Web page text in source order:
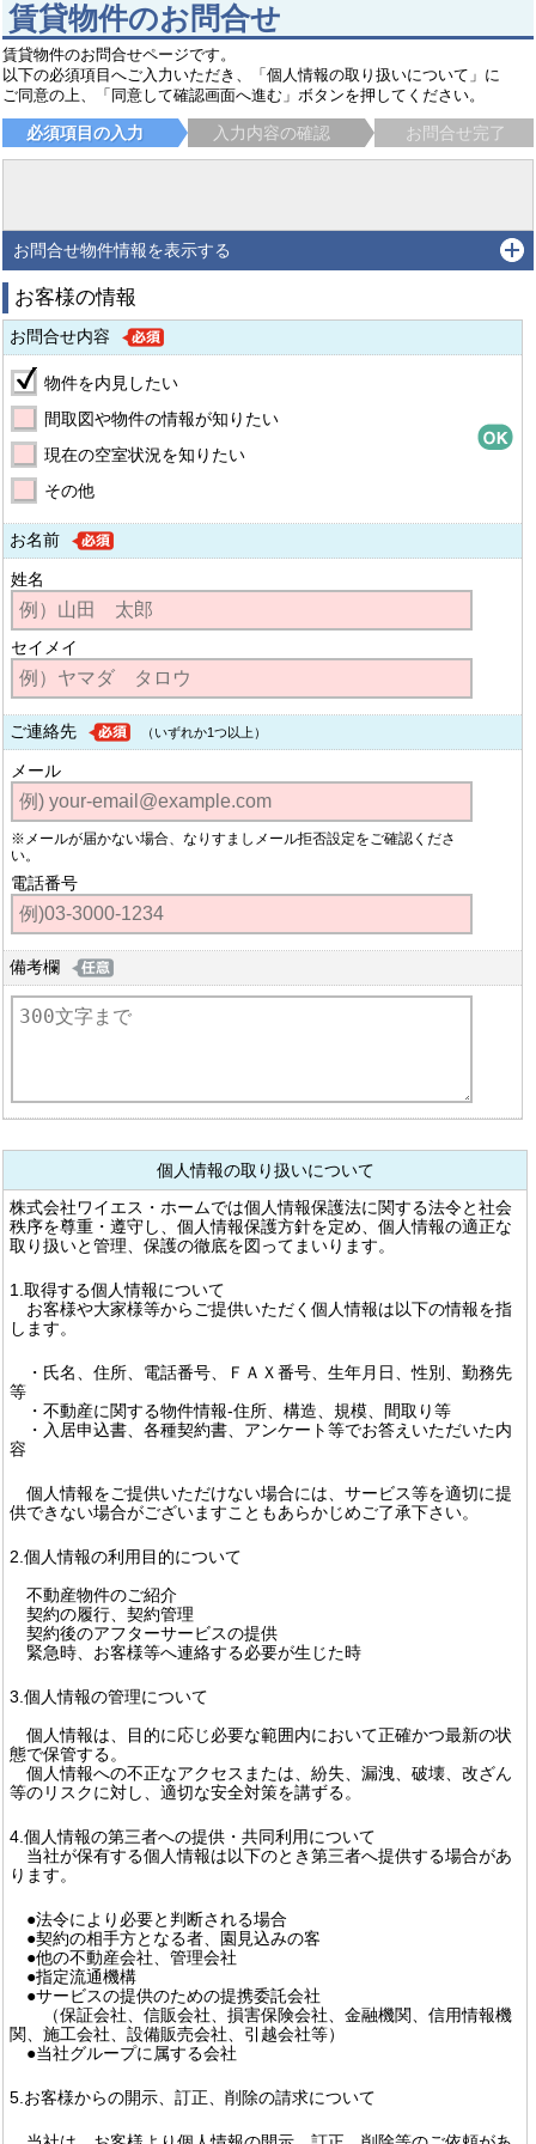
賃貸物件のお問合せ
賃貸物件のお問合せページです。
以下の必須項目へご入力いただき、「個人情報の取り扱いについて」に
ご同意の上、「同意して確認画面へ進む」ボタンを押してください。
必須項目の入力 入力内容の確認 お問合せ完了
お問合せ物件情報を表示する
お客様の情報
お問合せ内容
物件を内見したい
間取図や物件の情報が知りたい
現在の空室状況を知りたい
その他
お名前
姓名
セイメイ
ご連絡先 （いずれか1つ以上）
メール
※メールが届かない場合、なりすましメール拒否設定をご確認くださ
い。
電話番号
備考欄
個人情報の取り扱いについて
株式会社ワイエス・ホームでは個人情報保護法に関する法令と社会
秩序を尊重・遵守し、個人情報保護方針を定め、個人情報の適正な
取り扱いと管理、保護の徹底を図ってまいります。
1.取得する個人情報について
お客様や大家様等からご提供いただく個人情報は以下の情報を指
します。
・氏名、住所、電話番号、ＦＡＸ番号、生年月日、性別、勤務先
等
・不動産に関する物件情報-住所、構造、規模、間取り等
・入居申込書、各種契約書、アンケート等でお答えいただいた内
容
個人情報をご提供いただけない場合には、サービス等を適切に提
供できない場合がございますこともあらかじめご了承下さい。
2.個人情報の利用目的について
不動産物件のご紹介
契約の履行、契約管理
契約後のアフターサービスの提供
緊急時、お客様等へ連絡する必要が生じた時
3.個人情報の管理について
個人情報は、目的に応じ必要な範囲内において正確かつ最新の状
態で保管する。
個人情報への不正なアクセスまたは、紛失、漏洩、破壊、改ざん
等のリスクに対し、適切な安全対策を講ずる。
4.個人情報の第三者への提供・共同利用について
当社が保有する個人情報は以下のとき第三者へ提供する場合があ
ります。
●法令により必要と判断される場合
●契約の相手方となる者、園見込みの客
●他の不動産会社、管理会社
●指定流通機構
●サービスの提供のための提携委託会社
（保証会社、信販会社、損害保険会社、金融機関、信用情報機
関、施工会社、設備販売会社、引越会社等）
●当社グループに属する会社
5.お客様からの開示、訂正、削除の請求について